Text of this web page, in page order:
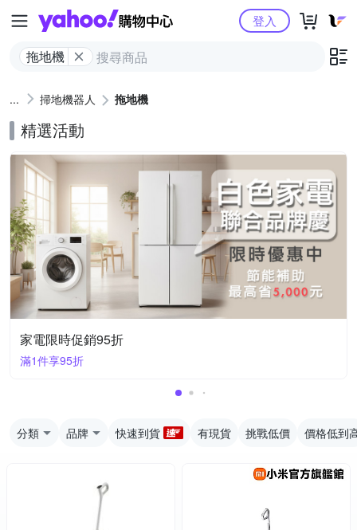
Yahoo購物中心
拖地機
登入
掃地機器人 拖地機
精選活動
家電限時促銷95折
滿1件享95折
分類 品牌 快速到貨 有現貨 挑戰低價 價格低到